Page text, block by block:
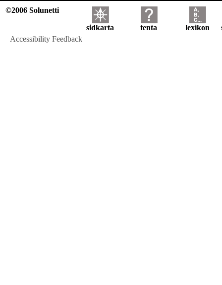
©2006 Solunetti
sidkarta tenta lexikon
Accessibility Feedback